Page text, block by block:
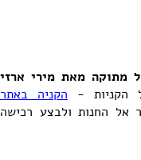
מתוקה מאת מירי ארזי
הקניות - הקניה באתר
אל החנות ולבצע רכישה